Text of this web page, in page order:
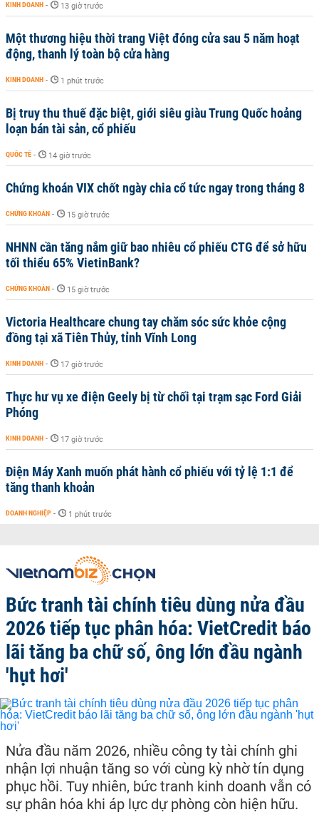
KINH DOANH - 13 giờ trước
Một thương hiệu thời trang Việt đóng cửa sau 5 năm hoạt
động, thanh lý toàn bộ cửa hàng
KINH DOANH - 1 phút trước
Bị truy thu thuế đặc biệt, giới siêu giàu Trung Quốc hoảng
loạn bán tài sản, cổ phiếu
QUỐC TẾ - 14 giờ trước
Chứng khoán VIX chốt ngày chia cổ tức ngay trong tháng 8
CHỨNG KHOÁN - 15 giờ trước
NHNN cần tăng nắm giữ bao nhiêu cổ phiếu CTG để sở hữu
tối thiểu 65% VietinBank?
CHỨNG KHOÁN - 15 giờ trước
Victoria Healthcare chung tay chăm sóc sức khỏe cộng
đồng tại xã Tiên Thủy, tỉnh Vĩnh Long
KINH DOANH - 17 giờ trước
Thực hư vụ xe điện Geely bị từ chối tại trạm sạc Ford Giải
Phóng
KINH DOANH - 17 giờ trước
Điện Máy Xanh muốn phát hành cổ phiếu với tỷ lệ 1:1 để
tăng thanh khoản
DOANH NGHIỆP - 1 phút trước
Bức tranh tài chính tiêu dùng nửa đầu
2026 tiếp tục phân hóa: VietCredit báo
lãi tăng ba chữ số, ông lớn đầu ngành
'hụt hơi'
Nửa đầu năm 2026, nhiều công ty tài chính ghi
nhận lợi nhuận tăng so với cùng kỳ nhờ tín dụng
phục hồi. Tuy nhiên, bức tranh kinh doanh vẫn có
sự phân hóa khi áp lực dự phòng còn hiện hữu.